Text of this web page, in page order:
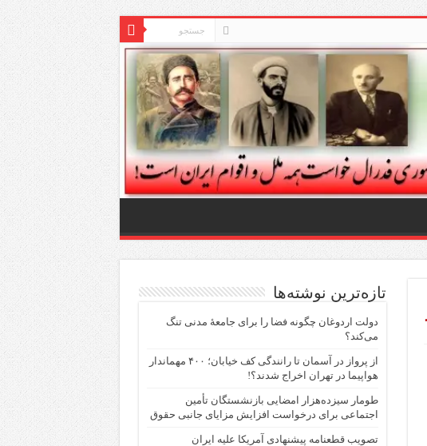
تازه‌ترین نوشته‌ها
دولت اردوغان چگونه فضا را برای جامعهٔ مدنی تنگ
می‌کند؟
از پرواز در آسمان تا رانندگی کف خیابان؛ ۴۰۰ مهماندار
هواپیما در تهران اخراج شدند؟!
طومار سیزده‌هزار امضایی بازنشستگان تأمین
اجتماعی برای درخواست افزایش مزایای جانبی حقوق
تصویب قطعنامه پیشنهادی آمریکا علیه ایران